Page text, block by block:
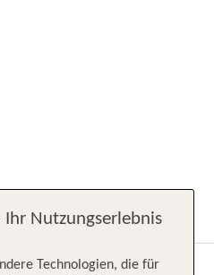
Ihr Nutzungserlebnis
Technologien, die für